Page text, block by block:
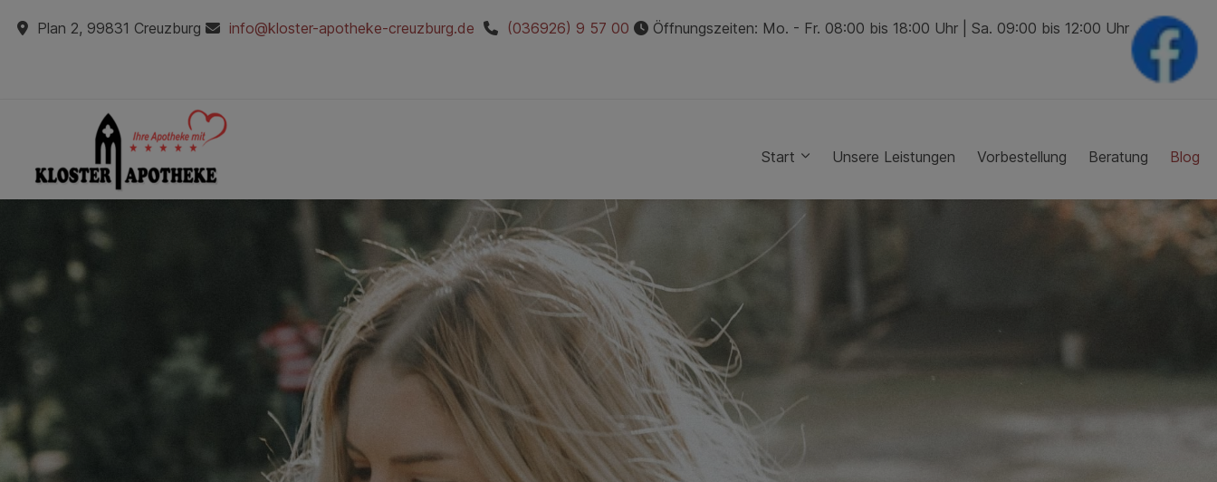
Plan 2, 99831 Creuzburg info@kloster-apotheke-creuzburg.de (036926) 9 57 00 Öffnungszeiten: Mo. - Fr. 08:00 bis 18:00 Uhr | Sa. 09:00 bis 12:00 Uhr
Start Unsere Leistungen Vorbestellung Beratung Blog